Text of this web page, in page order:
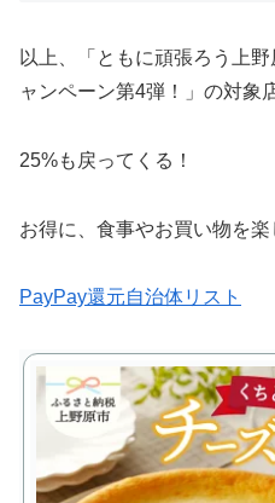
以上、「ともに頑張ろう上
ャンペーン第4弾！」の対象
25%も戻ってくる！
お得に、食事やお買い物を楽
PayPay還元自治体リスト